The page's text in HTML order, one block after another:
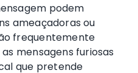
podem
ameaçadoras ou
frequentemente
mensagens furiosas
que pretende